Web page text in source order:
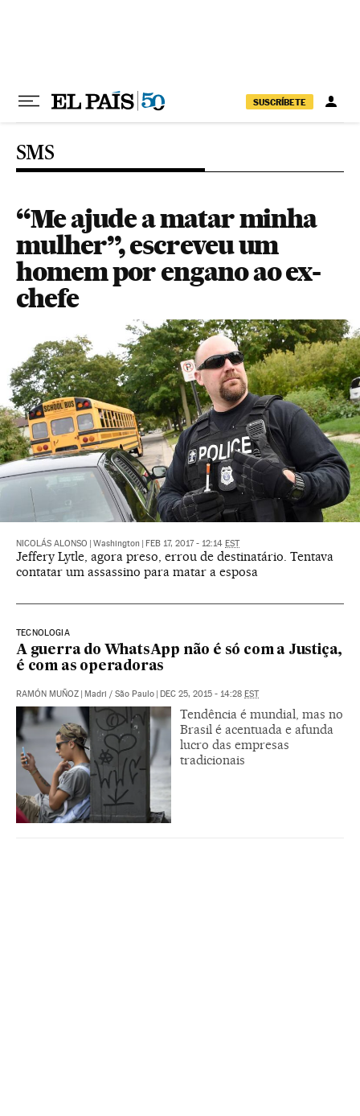
SUSCRÍBETE
SMS
“Me ajude a matar minha
mulher”, escreveu um
homem por engano ao ex-
chefe
NICOLÁS ALONSO Washington FEB 17, 2017 - 12:14 EST
Jeffery Lytle, agora preso, errou de destinatário. Tentava
contatar um assassino para matar a esposa
TECNOLOGIA
A guerra do WhatsApp não é só com a Justiça,
é com as operadoras
RAMÓN MUÑOZ Madri / São Paulo DEC 25, 2015 - 14:28 EST
Tendência é mundial, mas no
Brasil é acentuada e afunda
lucro das empresas
tradicionais